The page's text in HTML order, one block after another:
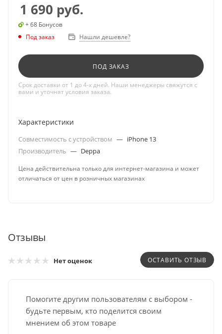
1 690 руб.
+ 68 Бонусов
Под заказ
Нашли дешевле?
ПОД ЗАКАЗ
Срок доставки от 1 до 4-х дней. Наши менеджеры свяжутся с
вами и уточнят условия заказа.
Характеристики
Совместимость с устройством — iPhone 13
Производитель — Deppa
Цена действительна только для интернет-магазина и может
отличаться от цен в розничных магазинах
Отзывы
Нет оценок ОСТАВИТЬ ОТЗЫВ
Помогите другим пользователям с выбором -
будьте первым, кто поделится своим
мнением об этом товаре